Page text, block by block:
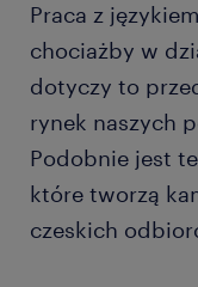
Praca z
chociażby w
dotyczy to
rynek naszych
Podobnie jest
które tworzą
czeskich